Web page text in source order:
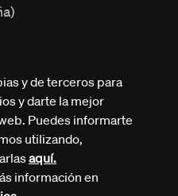
© ADCV
y de terceros para
y darte la mejor
Puedes informarte
utilizando,
aquí.
información en